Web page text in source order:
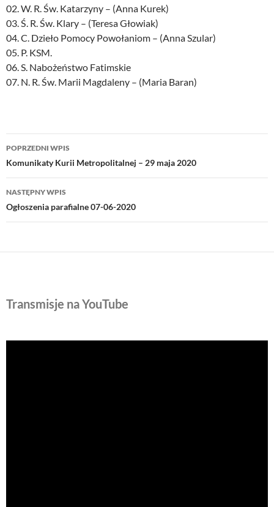
02. W. R. Św. Katarzyny – (Anna Kurek)
03. Ś. R. Św. Klary – (Teresa Głowiak)
04. C. Dzieło Pomocy Powołaniom – (Anna Szular)
05. P. KSM.
06. S. Nabożeństwo Fatimskie
07. N. R. Św. Marii Magdaleny – (Maria Baran)
Nawigacja
wpisu
POPRZEDNI WPIS
Komunikaty Kurii Metropolitalnej – 29 maja 2020
NASTĘPNY WPIS
Ogłoszenia parafialne 07-06-2020
Transmisje na YouTube